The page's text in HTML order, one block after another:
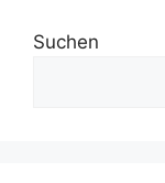
Suchen